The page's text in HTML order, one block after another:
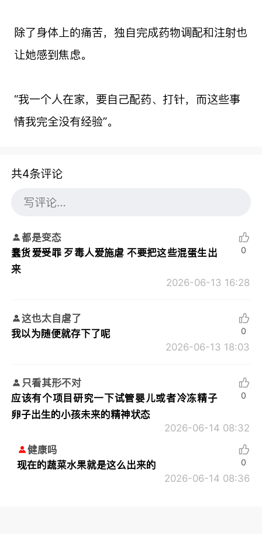
除了身体上的痛苦，独自完成药物调配和注射也
让她感到焦虑。
“我一个人在家，要自己配药、打针，而这些事
情我完全没有经验”。
共4条评论
都是变态
蠢货爱受罪 歹毒人爱施虐 不要把这些混蛋生出
来
2026-06-13 16:28
0
这也太自虐了
我以为随便就存下了呢
2026-06-13 18:03
0
只看其形不对
应该有个项目研究一下试管婴儿或者冷冻精子
卵子出生的小孩未来的精神状态
2026-06-14 08:32
0
健康吗
现在的蔬菜水果就是这么出来的
2026-06-14 08:36
0